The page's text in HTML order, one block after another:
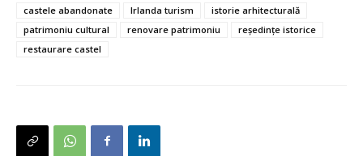
castele abandonate
Irlanda turism
istorie arhitecturală
patrimoniu cultural
renovare patrimoniu
reședințe istorice
restaurare castel